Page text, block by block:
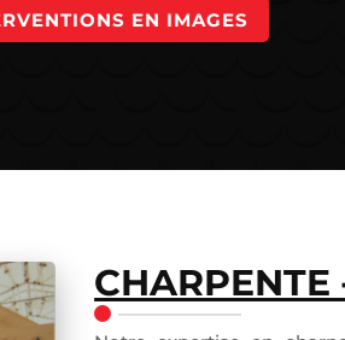
EN IMAGES
CHARPENTE